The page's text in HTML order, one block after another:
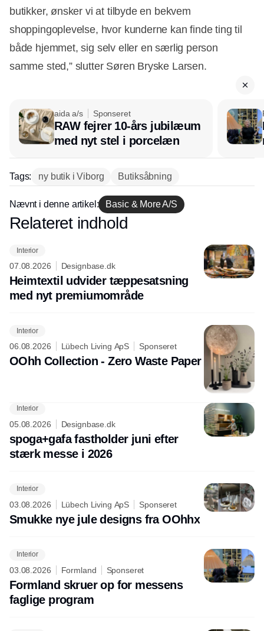
butikker, ønsker vi at tilbyde en bekvem
shoppingoplevelse, hvor kunderne kan finde ting til
både hjemmet, sig selv eller en særlig person
samme sted,” slutter Søren Bryske Larsen.
aida a/s Sponseret
RAW fejrer 10-års jubilæum
med nyt stel i porcelæn
Tags: ny butik i Viborg Butiksåbning
Nævnt i denne artikel: Basic & More A/S
Annonce
Relateret indhold
Interior
07.08.2026 Designbase.dk
Heimtextil udvider tæppesatsning
med nyt premiumområde
Interior
06.08.2026 Lübech Living ApS Sponseret
OOhh Collection - Zero Waste Paper
Interior
05.08.2026 Designbase.dk
spoga+gafa fastholder juni efter
stærk messe i 2026
Interior
03.08.2026 Lübech Living ApS Sponseret
Smukke nye jule designs fra OOhhx
Interior
03.08.2026 Formland Sponseret
Formland skruer op for messens
faglige program